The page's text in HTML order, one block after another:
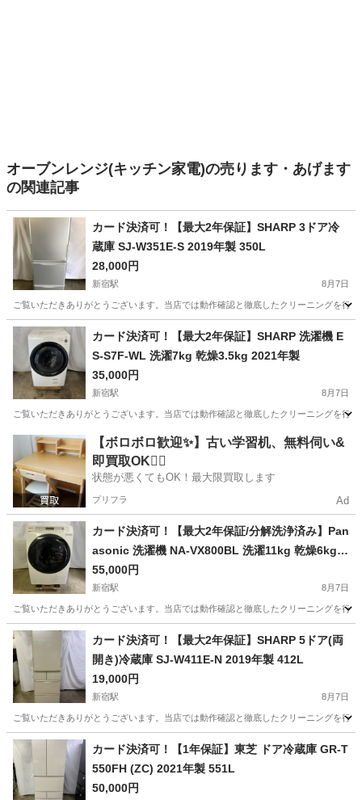
オーブンレンジ(キッチン家電)の売ります・あげます
の関連記事
カード決済可！【最大2年保証】SHARP 3ドア冷
蔵庫 SJ-W351E-S 2019年製 350L
28,000円
新宿駅 8月7日
ご覧いただきありがとうございます。当店では動作確認と徹底したクリーニングを
東京 新宿区 新宿駅 キッチン家電
カード決済可！【最大2年保証】SHARP 洗濯機 E
S-S7F-WL 洗濯7kg 乾燥3.5kg 2021年製
35,000円
新宿駅 8月7日
ご覧いただきありがとうございます。当店では動作確認と徹底したクリーニングを
東京 新宿区 新宿駅 生活家電
【ボロボロ歓迎✨】古い学習机、無料伺い&
即買取OK🙆‍♀️
状態が悪くてもOK！最大限買取します
プリフラ Ad
カード決済可！【最大2年保証/分解洗浄済み】Pan
asonic 洗濯機 NA-VX800BL 洗濯11kg 乾燥6kg 2
021年製
55,000円
新宿駅 8月7日
ご覧いただきありがとうございます。当店では動作確認と徹底したクリーニングを
東京 新宿区 新宿駅 生活家電 エリア
カード決済可！【最大2年保証】SHARP 5ドア(両
開き)冷蔵庫 SJ-W411E-N 2019年製 412L
19,000円
新宿駅 8月7日
ご覧いただきありがとうございます。当店では動作確認と徹底したクリーニングを
東京 新宿区 新宿駅 キッチン家電 ドア
カード決済可！【1年保証】東芝 ドア冷蔵庫 GR-T
550FH (ZC) 2021年製 551L
50,000円